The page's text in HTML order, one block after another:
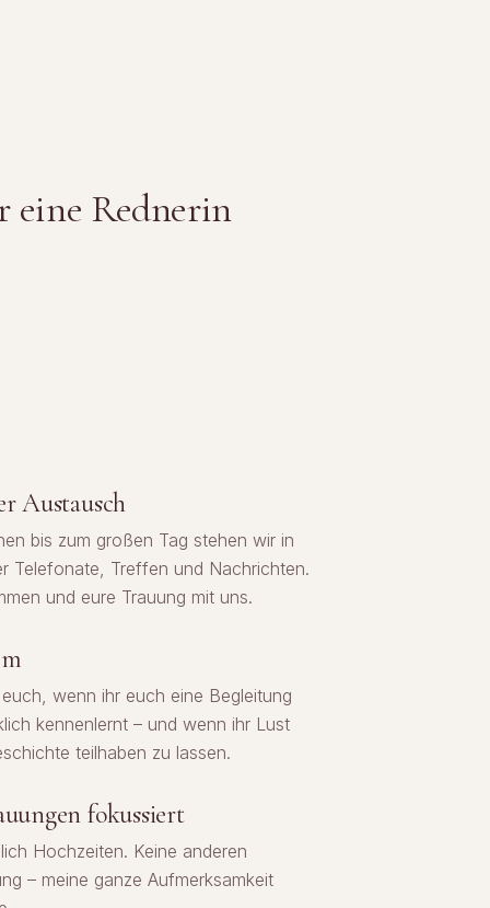
eine Rednerin
Austausch
bis zum großen Tag stehen wir in
Telefonate, Treffen und Nachrichten.
und eure Trauung mit uns.
wenn ihr euch eine Begleitung
kennenlernt – und wenn ihr Lust
teilhaben zu lassen.
fokussiert
Hochzeiten. Keine anderen
– meine ganze Aufmerksamkeit